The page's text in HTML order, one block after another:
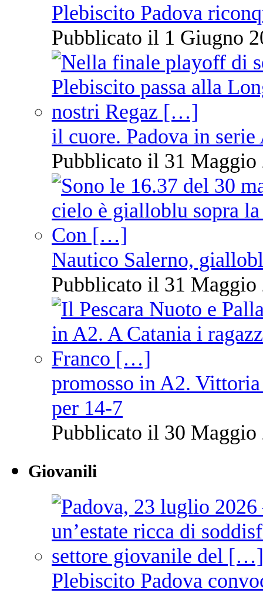
Plebiscito Padova
Pubblicato il 1 Giugno
il cuore. Padova in serie
Pubblicato il 31 Maggio
Nautico Salerno,
Pubblicato il 31 Maggio
promosso in A2.
per 14-7
Pubblicato il 30 Maggio
Giovanili
Plebiscito Padova